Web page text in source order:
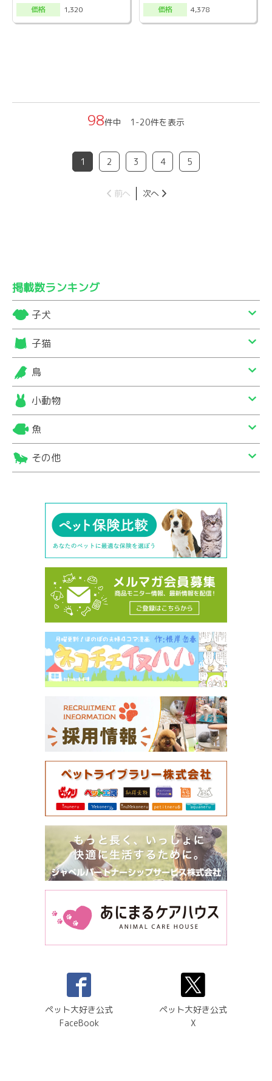
価格
1,320
価格
4,378
98件中 1-20件を表示
1 2 3 4 5
前へ 次へ
掲載数ランキング
子犬
子猫
鳥
小動物
魚
その他
ペット大好き公式
FaceBook
ペット大好き公式
X